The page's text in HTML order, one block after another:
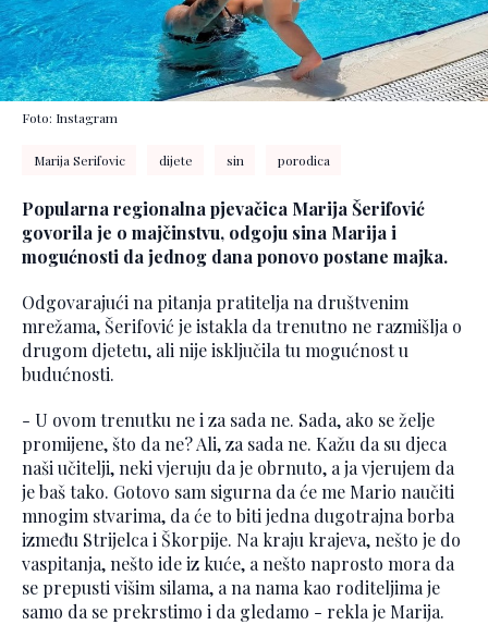
Foto: Instagram
Marija Serifovic dijete sin porodica
Popularna regionalna pjevačica Marija Šerifović
govorila je o majčinstvu, odgoju sina Marija i
mogućnosti da jednog dana ponovo postane majka.
Odgovarajući na pitanja pratitelja na društvenim
mrežama, Šerifović je istakla da trenutno ne razmišlja o
drugom djetetu, ali nije isključila tu mogućnost u
budućnosti.
- U ovom trenutku ne i za sada ne. Sada, ako se želje
promijene, što da ne? Ali, za sada ne. Kažu da su djeca
naši učitelji, neki vjeruju da je obrnuto, a ja vjerujem da
je baš tako. Gotovo sam sigurna da će me Mario naučiti
mnogim stvarima, da će to biti jedna dugotrajna borba
između Strijelca i Škorpije. Na kraju krajeva, nešto je do
vaspitanja, nešto ide iz kuće, a nešto naprosto mora da
se prepusti višim silama, a na nama kao roditeljima je
samo da se prekrstimo i da gledamo - rekla je Marija.